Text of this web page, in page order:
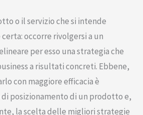
o il servizio che si intende
occorre rivolgersi a un
per esso una strategia che
a risultati concreti. Ebbene,
con maggiore efficacia è
posizionamento di un prodotto e,
la scelta delle migliori strategie